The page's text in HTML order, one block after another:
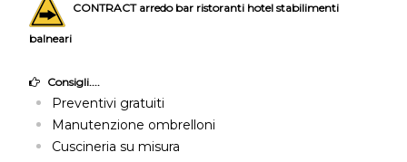
CONTRACT arredo bar ristoranti hotel stabilimenti
balneari
Consigli....
Preventivi gratuiti
Manutenzione ombrelloni
Cuscineria su misura